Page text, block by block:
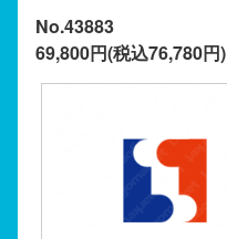
No.43883
69,800円(税込76,780円)